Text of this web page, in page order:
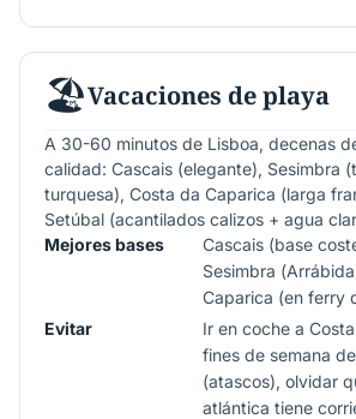
🏖️Vacaciones de playa
A 30-60 minutos de Lisboa, decenas
calidad: Cascais (elegante), Sesimbra
turquesa), Costa da Caparica (larga
Setúbal (acantilados calizos + agua
Mejores bases
Cascais (base
Sesimbra
Caparica (en ferry
Evitar
Ir en coche a
fines de semana
(atascos), olvidar
atlántica tiene